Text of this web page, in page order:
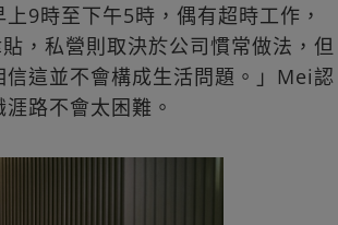
9時至下午5時，偶有超時工作，
，私營則取決於公司慣常做法，但
這並不會構成生活問題。」Mei認
路不會太困難。